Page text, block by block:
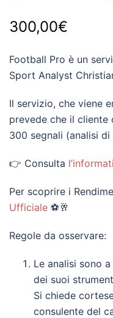
300,00€
Football Pro è un
Sport Analyst
Il servizio, che viene
prevede che il cliente
300 segnali (analisi
👉 Consulta
Per scoprire i
Ufficiale ⚽🥂
Regole da osservare:
Le analisi sono
dei suoi
Si chiede
consulente del